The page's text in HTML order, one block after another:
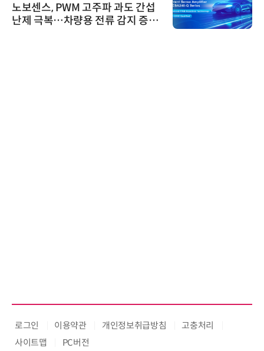
, PWM 고주파 과도 간섭
…차량용 전류 감지 증폭
태양유
6' 발간
가스 감
로그인 이용약관 개인정보취급방침
고충처리
사이트맵
PC버전